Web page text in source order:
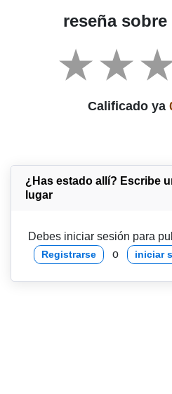
reseña
Calificado ya
¿Has estado allí? Escribe
lugar
Debes iniciar sesión para
Registrarse o iniciar